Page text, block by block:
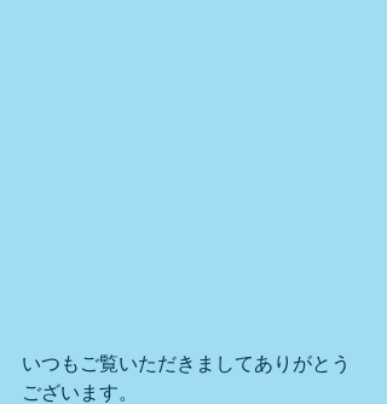
いつもご覧いただきましてありがとう
ございます。